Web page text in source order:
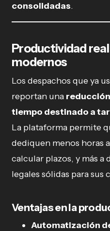
consolidadas.
Productividad
modernos
Los despachos que ya
reportan una
tiempo destinado a
La plataforma permite
dediquen menos horas
calcular plazos, y más a
legales sólidas para sus
Ventajas en la
Automatización